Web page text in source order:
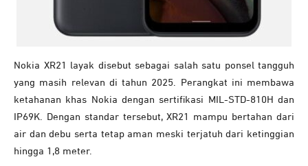
Nokia XR21 layak disebut sebagai salah satu ponsel tangguh
yang masih relevan di tahun 2025. Perangkat ini membawa
ketahanan khas Nokia dengan sertifikasi MIL-STD-810H dan
IP69K. Dengan standar tersebut, XR21 mampu bertahan dari
air dan debu serta tetap aman meski terjatuh dari ketinggian
hingga 1,8 meter.